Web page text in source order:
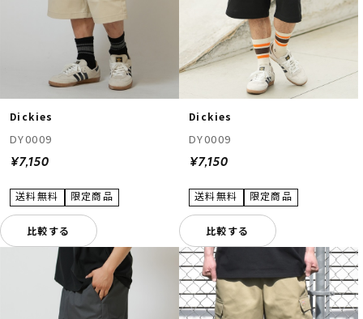
Dickies
DY0009
¥7,150
比較する
Dickies
DY0009
¥7,150
比較する